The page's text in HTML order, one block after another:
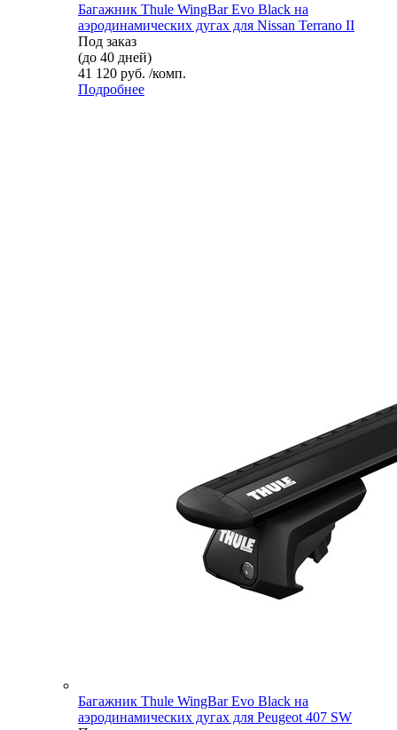
Багажник Thule WingBar Evo Black на
аэродинамических дугах для Nissan Terrano II
Под заказ
(до 40 дней)
41 120 руб. /комп.
Подробнее
Багажник Thule WingBar Evo Black на
аэродинамических дугах для Peugeot 407 SW